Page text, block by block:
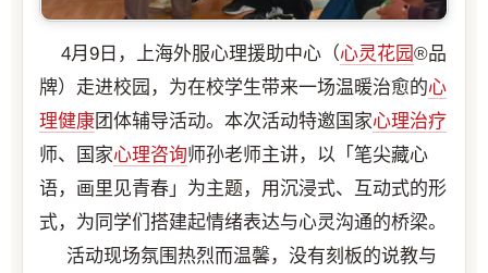
4月9日，上海外服心理援助中心（心灵花园®品
牌）走进校园，为在校学生带来一场温暖治愈的心
理健康团体辅导活动。本次活动特邀国家心理治疗
师、国家心理咨询师孙老师主讲，以「笔尖藏心
语，画里见青春」为主题，用沉浸式、互动式的形
式，为同学们搭建起情绪表达与心灵沟通的桥梁。
活动现场氛围热烈而温馨，没有刻板的说教与